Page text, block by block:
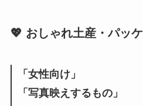
💖 おしゃれ土産・パッ
「女性向け」
「写真映えするもの」